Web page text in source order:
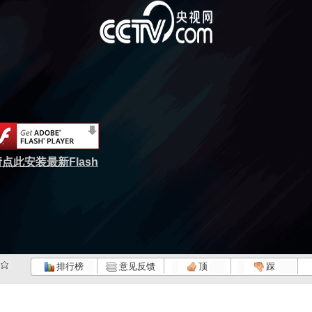
点此安装最新Flash
排行榜 意见反馈 顶 踩